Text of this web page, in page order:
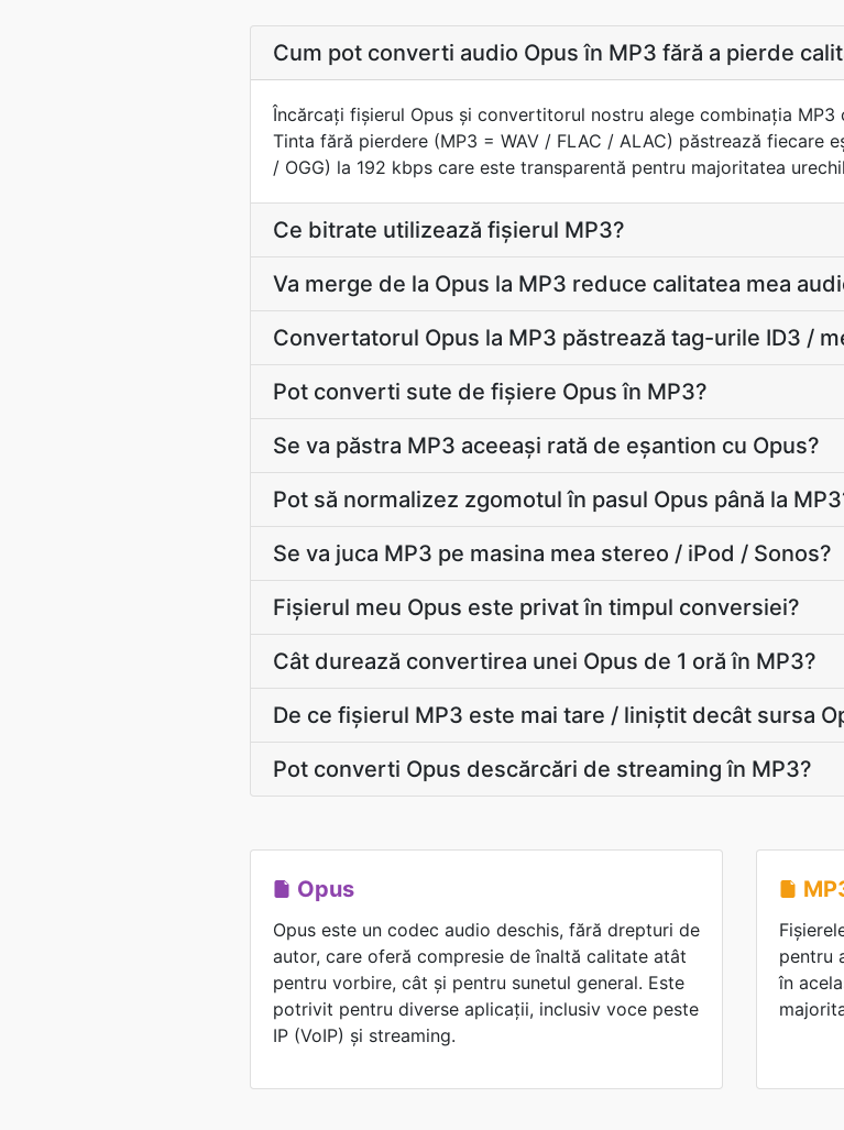
Cum pot converti audio Opus în MP3 fără a pierde
Încărcaţi fișierul Opus şi convertitorul nostru alege combinaţia
Tinta fără pierdere (MP3 = WAV / FLAC / ALAC) păstrează fiecare
/ OGG) la 192 kbps care este transparentă pentru majoritatea
Ce bitrate utilizează fișierul MP3?
Va merge de la Opus la MP3 reduce calitatea mea
Convertatorul Opus la MP3 păstrează tag-urile ID3 /
Pot converti sute de fișiere Opus în MP3?
Se va păstra MP3 aceeași rată de eșantion cu Opus?
Pot să normalizez zgomotul în pasul Opus până la
Se va juca MP3 pe masina mea stereo / iPod / Sonos?
Fișierul meu Opus este privat în timpul conversiei?
Cât durează convertirea unei Opus de 1 oră în MP3?
De ce fișierul MP3 este mai tare / liniștit decât sursa
Pot converti Opus descărcări de streaming în MP3?
Opus
Opus este un codec audio deschis, fără drepturi de
autor, care oferă compresie de înaltă calitate atât
pentru vorbire, cât și pentru sunetul general. Este
potrivit pentru diverse aplicații, inclusiv voce peste
IP (VoIP) și streaming.
pentru
în